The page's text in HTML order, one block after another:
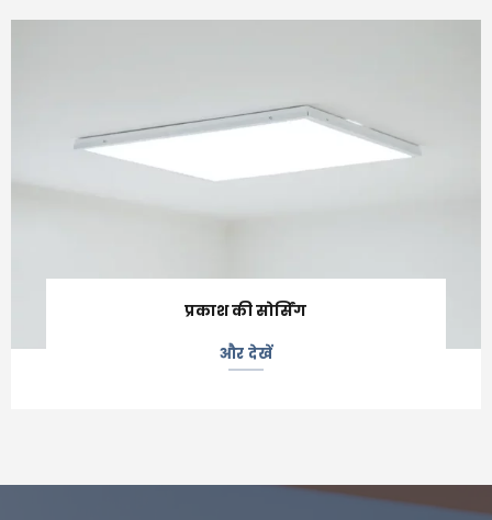
प्रकाश की सोर्सिंग
और देखें